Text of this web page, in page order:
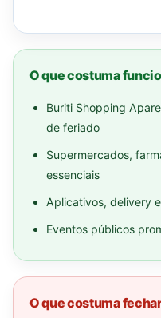
O que costuma
Buriti Shopping
de feriado
Supermercados,
essenciais
Aplicativos, delivery
Eventos públicos
O que costuma